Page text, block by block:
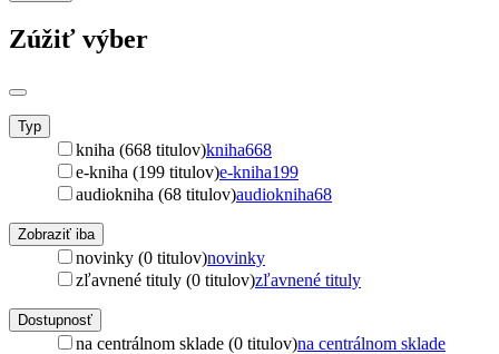
Zúžiť výber
Typ
kniha (668 titulov)kniha668
e-kniha (199 titulov)e-kniha199
audiokniha (68 titulov)audiokniha68
Zobraziť iba
novinky (0 titulov)novinky
zľavnené tituly (0 titulov)zľavnené tituly
Dostupnosť
na centrálnom sklade (0 titulov)na centrálnom sklade